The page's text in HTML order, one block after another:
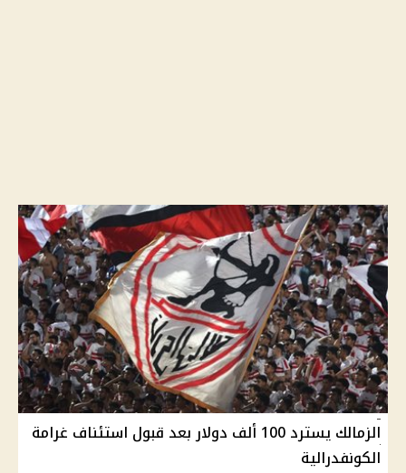
الزمالك يسترد 100 ألف دولار بعد قبول استئناف غرامة
الكونفدرالية